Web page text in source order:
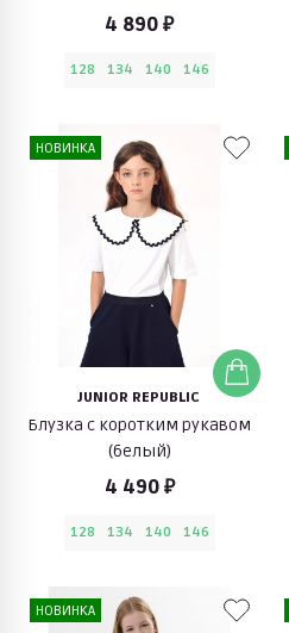
4 890 ₽
128 134 140 146
НОВИНКА
JUNIOR REPUBLIC
Блузка с коротким рукавом
(белый)
4 490 ₽
128 134 140 146
НОВИНКА